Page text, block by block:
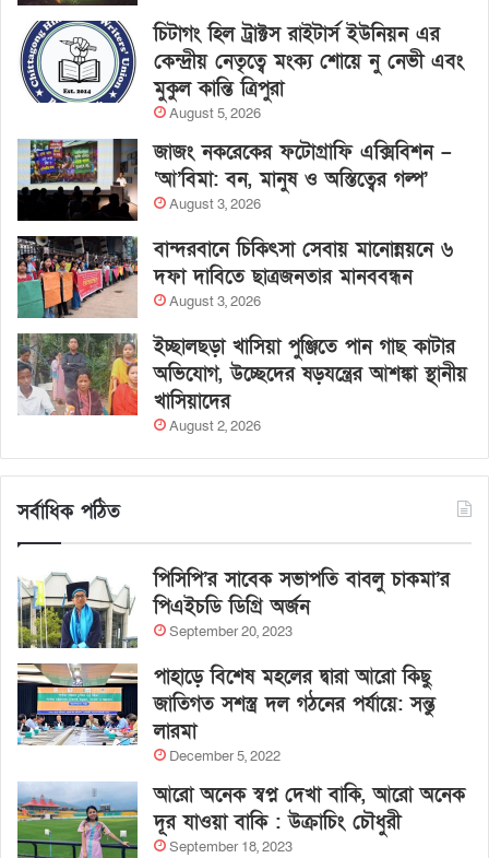
চিটাগং হিল ট্রাক্টস রাইটার্স ইউনিয়ন এর
কেন্দ্রীয় নেতৃত্বে মংক্য শোয়ে নু নেভী এবং
মুকুল কান্তি ত্রিপুরা
August 5, 2026
জাজং নকরেকের ফটোগ্রাফি এক্সিবিশন –
‘আ’বিমা: বন, মানুষ ও অস্তিত্বের গল্প’
August 3, 2026
বান্দরবানে চিকিৎসা সেবায় মানোন্নয়নে ৬
দফা দাবিতে ছাত্রজনতার মানববন্ধন
August 3, 2026
ইচ্ছালছড়া খাসিয়া পুঞ্জিতে পান গাছ কাটার
অভিযোগ, উচ্ছেদের ষড়যন্ত্রের আশঙ্কা স্থানীয়
খাসিয়াদের
August 2, 2026
সর্বাধিক পঠিত
পিসিপি’র সাবেক সভাপতি বাবলু চাকমা’র
পিএইচডি ডিগ্রি অর্জন
September 20, 2023
পাহাড়ে বিশেষ মহলের দ্বারা আরো কিছু
জাতিগত সশস্ত্র দল গঠনের পর্যায়ে: সন্তু
লারমা
December 5, 2022
আরো অনেক স্বপ্ন দেখা বাকি, আরো অনেক
দূর যাওয়া বাকি : উক্রাচিং চৌধুরী
September 18, 2023